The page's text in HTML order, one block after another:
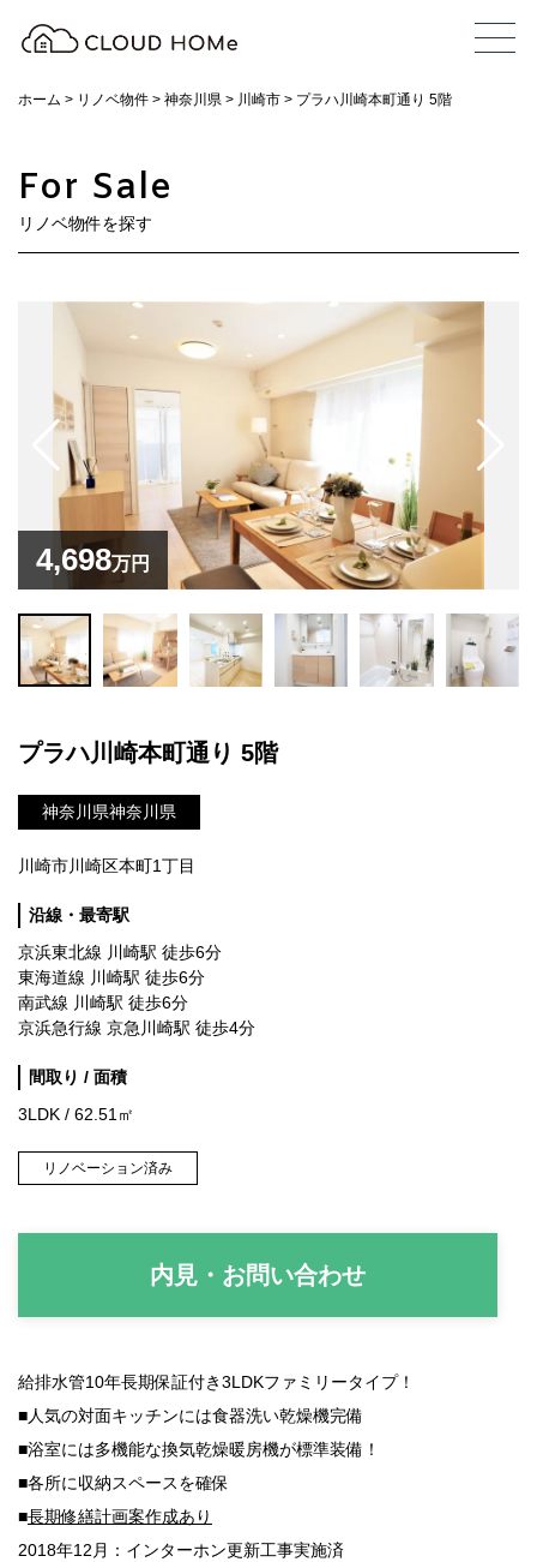
ホーム > リノベ物件 > 神奈川県 > 川崎市 > プラハ川崎本町通り 5階
For Sale
リノベ物件を探す
4,698万円
プラハ川崎本町通り 5階
神奈川県神奈川県
川崎市川崎区本町1丁目
沿線・最寄駅
京浜東北線 川崎駅 徒歩6分
東海道線 川崎駅 徒歩6分
南武線 川崎駅 徒歩6分
京浜急行線 京急川崎駅 徒歩4分
間取り / 面積
3LDK / 62.51㎡
リノベーション済み
内見・お問い合わせ
給排水管10年長期保証付き3LDKファミリータイプ！
■人気の対面キッチンには食器洗い乾燥機完備
■浴室には多機能な換気乾燥暖房機が標準装備！
■各所に収納スペースを確保
■長期修繕計画案作成あり
2018年12月：インターホン更新工事実施済